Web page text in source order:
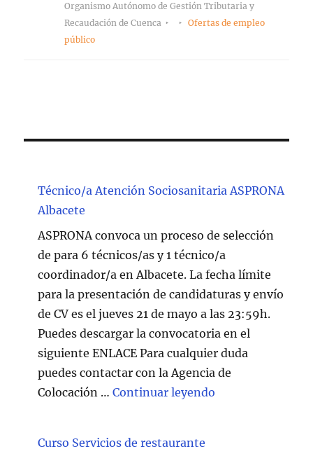
Organismo Autónomo de Gestión Tributaria y
Recaudación de Cuenca
Ofertas de empleo
público
Técnico/a Atención Sociosanitaria ASPRONA
Albacete
ASPRONA convoca un proceso de selección
de para 6 técnicos/as y 1 técnico/a
coordinador/a en Albacete. La fecha límite
para la presentación de candidaturas y envío
de CV es el jueves 21 de mayo a las 23:59h.
Puedes descargar la convocatoria en el
siguiente ENLACE Para cualquier duda
puedes contactar con la Agencia de
Colocación …Continuar leyendo
Curso Servicios de restaurante